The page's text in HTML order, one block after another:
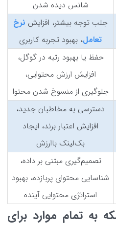
شانس دیده شدن
جلب توجه بیشتر، افزایش نرخ
تعامل، بهبود تجربه کاربری
حفظ یا بهبود رتبه در گوگل،
افزایش ارزش محتوایی،
جلوگیری از منسوخ شدن محتوا
دسترسی به مخاطبان جدید،
افزایش اعتبار برند، ایجاد
بک‌لینک باارزش
تصمیم‌گیری مبتنی بر داده،
شناسایی محتوای پربازده، بهبود
استراتژی محتوایی آینده
بلکه به تمام موارد برای